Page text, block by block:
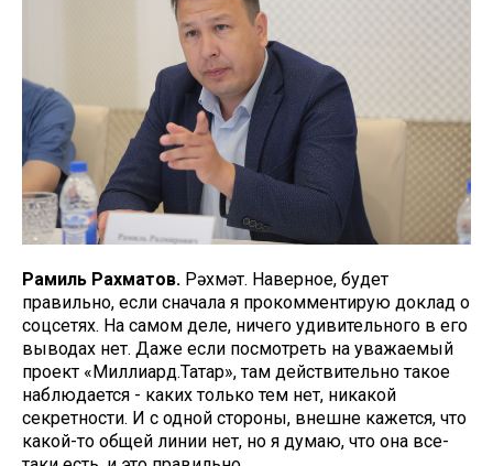
Рамиль Рахматов. Рәхмәт. Наверное, будет
правильно, если сначала я прокомментирую доклад о
соцсетях. На самом деле, ничего удивительного в его
выводах нет. Даже если посмотреть на уважаемый
проект «Миллиард.Татар», там действительно такое
наблюдается - каких только тем нет, никакой
секретности. И с одной стороны, внешне кажется, что
какой-то общей линии нет, но я думаю, что она все-